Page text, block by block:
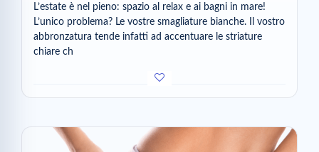
L’estate è nel pieno: spazio al relax e ai bagni in mare!
L’unico problema? Le vostre smagliature bianche. Il vostro
abbronzatura tende infatti ad accentuare le striature
chiare ch